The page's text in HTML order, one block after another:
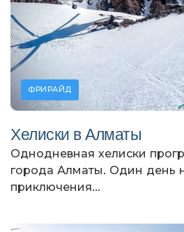
ФРИРАЙД
Хелиски в Алматы
Однодневная хелиски
города Алматы. Один день
приключения...